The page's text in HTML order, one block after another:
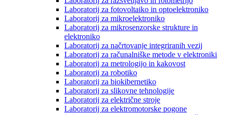
Laboratorij za fotovoltaiko in optoelektroniko
Laboratorij za mikroelektroniko
Laboratorij za mikrosenzorske strukture in
elektroniko
Laboratorij za načrtovanje integriranih vezij
Laboratorij za računalniške metode v elektroniki
Laboratorij za metrologijo in kakovost
Laboratorij za robotiko
Laboratorij za biokibernetiko
Laboratorij za slikovne tehnologije
Laboratorij za električne stroje
Laboratorij za elektromotorske pogone